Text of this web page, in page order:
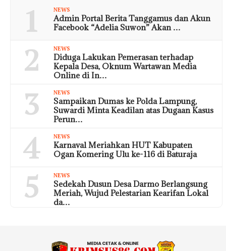
1 NEWS
Admin Portal Berita Tanggamus dan Akun
Facebook “Adelia Suwon” Akan …
2 NEWS
Diduga Lakukan Pemerasan terhadap
Kepala Desa, Oknum Wartawan Media
Online di In…
3 NEWS
Sampaikan Dumas ke Polda Lampung,
Suwardi Minta Keadilan atas Dugaan Kasus
Perun…
4 NEWS
Karnaval Meriahkan HUT Kabupaten
Ogan Komering Ulu ke-116 di Baturaja
5 NEWS
Sedekah Dusun Desa Darmo Berlangsung
Meriah, Wujud Pelestarian Kearifan Lokal
da…